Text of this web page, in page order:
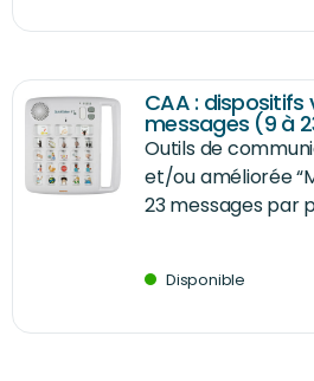
CAA :
messages (9 à
Outils de
et/ou améliorée
23 messages par
Disponible